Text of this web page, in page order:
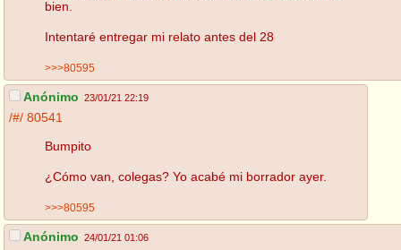
bien.
Intentaré entregar mi relato antes del 28
>>>80595
Anónimo 23/01/21 22:19
/#/ 80541
Bumpito
¿Cómo van, colegas? Yo acabé mi borrador ayer.
>>>80595
Anónimo 24/01/21 01:06